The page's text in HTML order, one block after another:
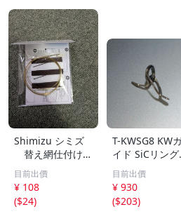
Shimizu シミズ
替え網仕付けセ
ット ゴールド×
ブラック
目前出價
¥ 108
($24)
T-KWSG8 KW
イド SiCリング
富士工業 ガイド
チタンフレーム
目前出價
¥ 930
($203)